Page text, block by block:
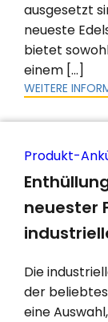
ausgesetzt
neueste
bietet
einem […]
WEITERE
Produkt-
neuester
Die
der
eine